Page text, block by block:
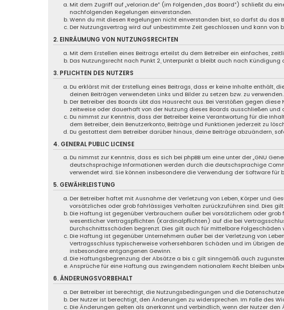
Mit dem Zugriff auf „velorian.de“ (im Folgenden „das Board“) schließt du
nachfolgenden Regelungen einverstanden.
Wenn du mit diesen Regelungen nicht einverstanden bist, so darfst du das
Der Nutzungsvertrag wird auf unbestimmte Zeit geschlossen und kann
2. EINRÄUMUNG VON NUTZUNGSRECHTEN
Mit dem Erstellen eines Beitrags erteilst du dem Betreiber ein einfaches,
Das Nutzungsrecht nach Punkt 2, Unterpunkt a bleibt auch nach
3. PFLICHTEN DES NUTZERS
Du erklärst mit der Erstellung eines Beitrags, dass er keine Inhalte enthält,
deinen Beiträgen verwendeten Links und Bilder zu setzen bzw. zu verwenden.
Der Betreiber des Boards übt das Hausrecht aus. Bei Verstößen gegen
zeitweise oder dauerhaft von der Nutzung dieses Boards ausschließen und
Du nimmst zur Kenntnis, dass der Betreiber keine Verantwortung für die
dem Betreiber, dein Benutzerkonto, Beiträge und Funktionen jederzeit zu
Du gestattest dem Betreiber darüber hinaus, deine Beiträge abzuändern,
4. GENERAL PUBLIC LICENSE
Du nimmst zur Kenntnis, dass es sich bei phpBB um eine unter der „GNU
deutschsprachige Informationen werden durch die deutschsprachige
verwendet wird. Sie können insbesondere die Verwendung der Software
5. GEWÄHRLEISTUNG
Der Betreiber haftet mit Ausnahme der Verletzung von Leben, Körper und
vorsätzliches oder grob fahrlässiges Verhalten zurückzuführen sind. Dies
Die Haftung ist gegenüber Verbrauchern außer bei vorsätzlichem oder
wesentlicher Vertragspflichten (Kardinalpflichten) auf die bei
Durchschnittsschäden begrenzt. Dies gilt auch für mittelbare
Die Haftung ist gegenüber Unternehmern außer bei der Verletzung von
Vertragsschluss typischerweise vorhersehbaren Schäden und im Übrigen
insbesondere entgangenen Gewinn.
Die Haftungsbegrenzung der Absätze a bis c gilt sinngemäß auch
Ansprüche für eine Haftung aus zwingendem nationalem Recht bleiben
6. ÄNDERUNGSVORBEHALT
Der Betreiber ist berechtigt, die Nutzungsbedingungen und die
Der Nutzer ist berechtigt, den Änderungen zu widersprechen. Im Falle des
Die Änderungen gelten als anerkannt und verbindlich, wenn der Nutzer